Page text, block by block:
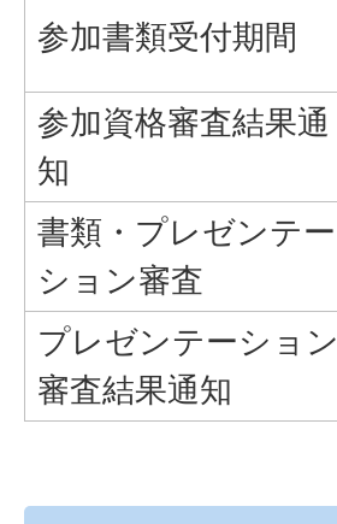
参加書類受付期間
参加資格審査結果通
知
書類・プレゼンテー
ション審査
プレゼンテーション
審査結果通知